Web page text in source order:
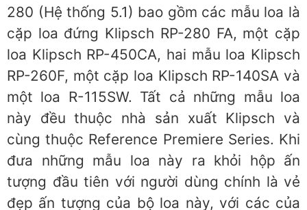
280 (Hệ thống 5.1) bao gồm các mẫu loa là
cặp loa đứng Klipsch RP-280 FA, một cặp
loa Klipsch RP-450CA, hai mẫu loa Klipsch
RP-260F, một cặp loa Klipsch RP-140SA và
một loa R-115SW. Tất cả những mẫu loa
này đều thuộc nhà sản xuất Klipsch và
cùng thuộc Reference Premiere Series. Khi
đưa những mẫu loa này ra khỏi hộp ấn
tượng đầu tiên với người dùng chính là vẻ
đẹp ấn tượng của bộ loa này, với các của